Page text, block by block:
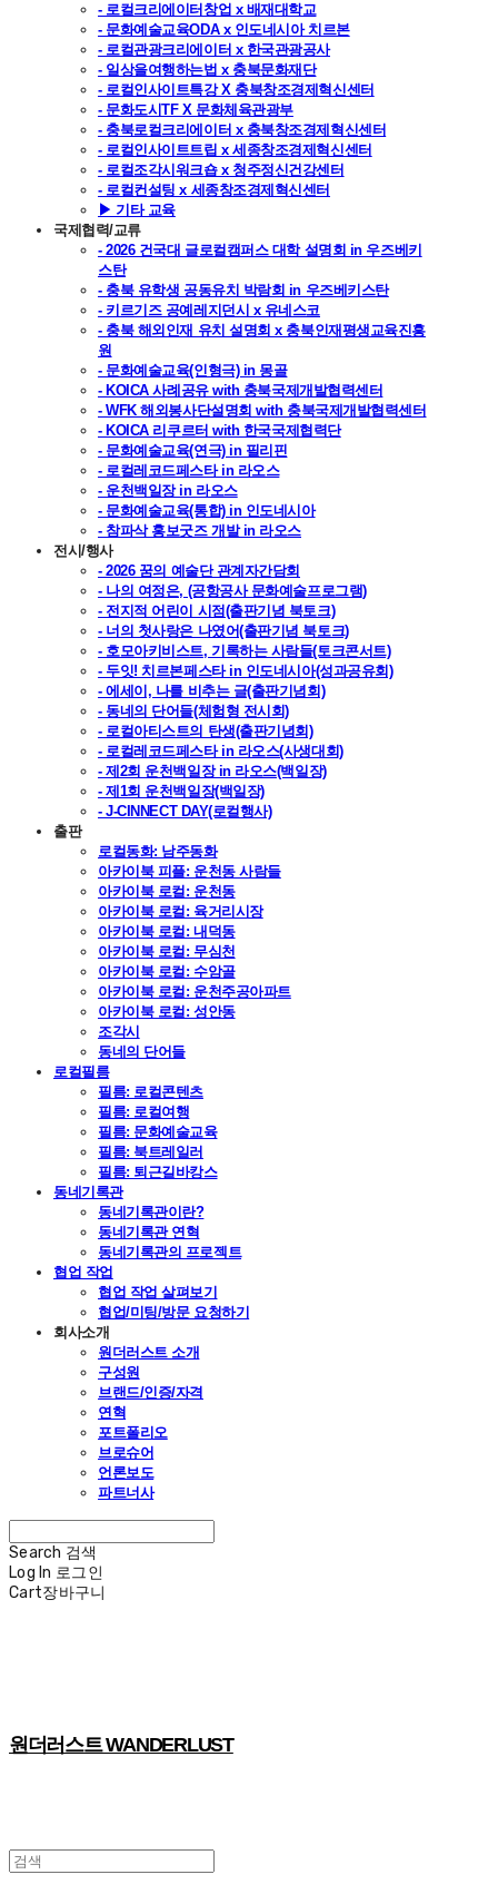
- 로컬크리에이터창업 x 배재대학교
- 문화예술교육ODA x 인도네시아 치르본
- 로컬관광크리에이터 x 한국관광공사
- 일상을여행하는법 x 충북문화재단
- 로컬인사이트특강 X 충북창조경제혁신센터
- 문화도시TF X 문화체육관광부
- 충북로컬크리에이터 x 충북창조경제혁신센터
- 로컬인사이트트립 x 세종창조경제혁신센터
- 로컬조각시워크숍 x 청주정신건강센터
- 로컬컨설팅 x 세종창조경제혁신센터
▶ 기타 교육
국제협력/교류
- 2026 건국대 글로컬캠퍼스 대학 설명회 in 우즈베키
스탄
- 충북 유학생 공동유치 박람회 in 우즈베키스탄
- 키르기즈 공예레지던시 x 유네스코
- 충북 해외인재 유치 설명회 x 충북인재평생교육진흥
원
- 문화예술교육(인형극) in 몽골
- KOICA 사례공유 with 충북국제개발협력센터
- WFK 해외봉사단설명회 with 충북국제개발협력센터
- KOICA 리쿠르터 with 한국국제협력단
- 문화예술교육(연극) in 필리핀
- 로컬레코드페스타 in 라오스
- 운천백일장 in 라오스
- 문화예술교육(통합) in 인도네시아
- 참파삭 홍보굿즈 개발 in 라오스
전시/행사
- 2026 꿈의 예술단 관계자간담회
- 나의 여정은, (공항공사 문화예술프로그램)
- 전지적 어린이 시점(출판기념 북토크)
- 너의 첫사랑은 나였어(출판기념 북토크)
- 호모아키비스트, 기록하는 사람들(토크콘서트)
- 두잇! 치르본페스타 in 인도네시아(성과공유회)
- 에세이, 나를 비추는 글(출판기념회)
- 동네의 단어들(체험형 전시회)
- 로컬아티스트의 탄생(출판기념회)
- 로컬레코드페스타 in 라오스(사생대회)
- 제2회 운천백일장 in 라오스(백일장)
- 제1회 운천백일장(백일장)
- J-CINNECT DAY(로컬행사)
출판
로컬동화: 남주동화
아카이북 피플: 운천동 사람들
아카이북 로컬: 운천동
아카이북 로컬: 육거리시장
아카이북 로컬: 내덕동
아카이북 로컬: 무심천
아카이북 로컬: 수암골
아카이북 로컬: 운천주공아파트
아카이북 로컬: 성안동
조각시
동네의 단어들
로컬필름
필름: 로컬콘텐츠
필름: 로컬여행
필름: 문화예술교육
필름: 북트레일러
필름: 퇴근길바캉스
동네기록관
동네기록관이란?
동네기록관 연혁
동네기록관의 프로젝트
협업 작업
협업 작업 살펴보기
협업/미팅/방문 요청하기
회사소개
원더러스트 소개
구성원
브랜드/인증/자격
연혁
포트폴리오
브로슈어
언론보도
파트너사
Search 검색
Log In 로그인
Cart장바구니
원더러스트 WANDERLUST